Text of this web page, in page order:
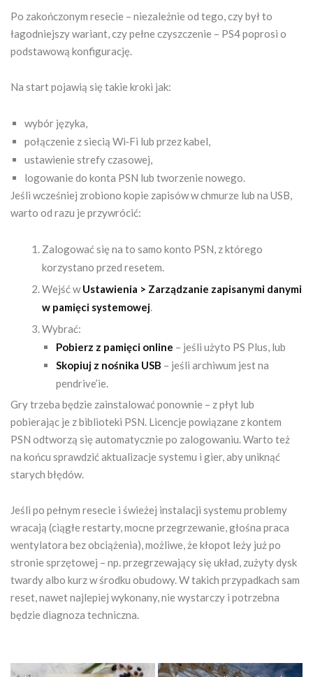
Po zakończonym resecie – niezależnie od tego, czy był to
łagodniejszy wariant, czy pełne czyszczenie – PS4 poprosi o
podstawową konfigurację.
Na start pojawią się takie kroki jak:
wybór języka,
połączenie z siecią Wi‑Fi lub przez kabel,
ustawienie strefy czasowej,
logowanie do konta PSN lub tworzenie nowego.
Jeśli wcześniej zrobiono kopie zapisów w chmurze lub na USB,
warto od razu je przywrócić:
Zalogować się na to samo konto PSN, z którego
korzystano przed resetem.
Wejść wUstawienia > Zarządzanie zapisanymi danymi
w pamięci systemowej
Wybrać:
Pobierz z pamięci online – jeśli użyto PS Plus, lub
Skopiuj z nośnika USB – jeśli archiwum jest na
pendrive’ie.
Gry trzeba będzie zainstalować ponownie – z płyt lub
pobierając je z biblioteki PSN. Licencje powiązane z kontem
PSN odtworzą się automatycznie po zalogowaniu. Warto też
na końcu sprawdzić aktualizacje systemu i gier, aby uniknąć
starych błędów.
Jeśli po pełnym resecie i świeżej instalacji systemu problemy
wracają (ciągłe restarty, mocne przegrzewanie, głośna praca
wentylatora bez obciążenia), możliwe, że kłopot leży już po
stronie sprzętowej – np. przegrzewający się układ, zużyty dysk
twardy albo kurz w środku obudowy. W takich przypadkach sam
reset, nawet najlepiej wykonany, nie wystarczy i potrzebna
będzie diagnoza techniczna.